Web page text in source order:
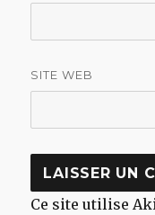
SITE WEB
Ce site utilise